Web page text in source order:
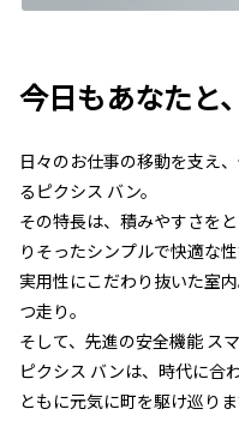
今日もあなたと
日々のお仕事の移動を支え
るピクシス バン。
その特長は、積みやすさを
りそったシンプルで快適な性
実用性にこだわり抜いた室
つ走り。
そして、先進の安全機能 ス
ピクシス バンは、時代に合
ともに元気に町を駆け巡りま